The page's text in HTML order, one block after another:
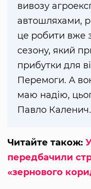
вивозу
автошляхами,
це робити вже
сезону, який
прибутки для
Перемоги. А
маю надію,
Павло Каленич.
Читайте також:
передбачили
«зернового